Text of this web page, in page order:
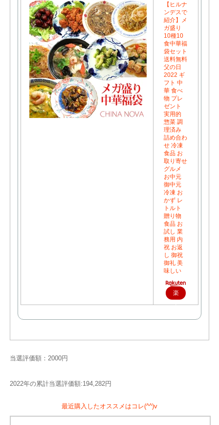
【ヒルナ
ンデスで
紹介】メ
ガ盛り
10種10
食中華福
袋セット
送料無料
父の日
2022 ギ
フト 中
華 食べ
物 プレ
ゼント
実用的
惣菜 調
理済み
詰め合わ
せ 冷凍
食品 お
取り寄せ
グルメ
お中元
御中元
冷凍 お
かず レ
トルト
贈り物
食品 お
試し 業
務用 内
祝 お返
し 御祝
御礼 美
味しい
楽
天
で
当選評価額：2000円
2022年の累計当選評価額:194,282円
最近購入したオススメはコレ(^^)v